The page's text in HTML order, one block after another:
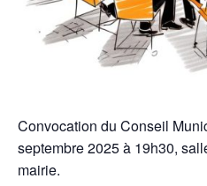
Convocation du Conseil
septembre 2025 à 19h30,
mairie.